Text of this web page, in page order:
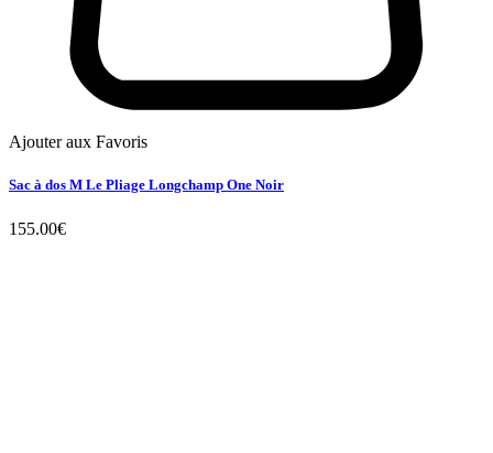
Ajouter aux Favoris
Sac à dos M Le Pliage Longchamp One Noir
155.00€